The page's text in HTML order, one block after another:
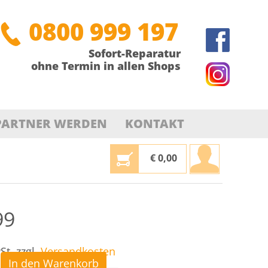
0800 999 197
Sofort-Reparatur
ohne Termin in allen Shops
WERDEN KONTAKT
€0,00
zzgl.Versandkosten
In den Warenkorb